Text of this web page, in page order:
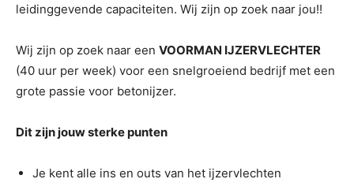
leidinggevende capaciteiten. Wij zijn op zoek naar jou!!
Wij zijn op zoek naar een VOORMAN IJZERVLECHTER
(40 uur per week) voor een snelgroeiend bedrijf met een
grote passie voor betonijzer.
Dit zijn jouw sterke punten
Je kent alle ins en outs van het ijzervlechten